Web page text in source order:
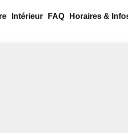
Intérieur FAQ Horaires &